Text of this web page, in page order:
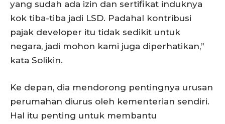
yang sudah ada izin dan sertifikat induknya
kok tiba-tiba jadi LSD. Padahal kontribusi
pajak developer itu tidak sedikit untuk
negara, jadi mohon kami juga diperhatikan,”
kata Solikin.
Ke depan, dia mendorong pentingnya urusan
perumahan diurus oleh kementerian sendiri.
Hal itu penting untuk membantu